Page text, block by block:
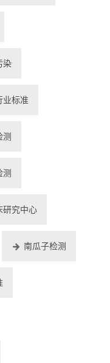
染
业标准
测
研究中心
南瓜子检测